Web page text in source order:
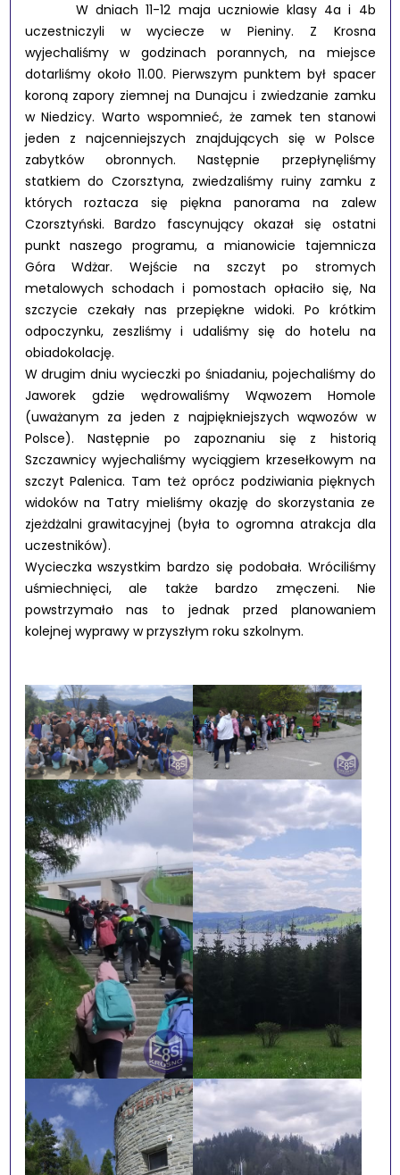
W dniach 11-12 maja uczniowie klasy 4a i 4b
uczestniczyli w wyciecze w Pieniny. Z Krosna
wyjechaliśmy w godzinach porannych, na miejsce
dotarliśmy około 11.00. Pierwszym punktem był spacer
koroną zapory ziemnej na Dunajcu i zwiedzanie zamku
w Niedzicy. Warto wspomnieć, że zamek ten stanowi
jeden z najcenniejszych znajdujących się w Polsce
zabytków obronnych. Następnie przepłynęliśmy
statkiem do Czorsztyna, zwiedzaliśmy ruiny zamku z
których roztacza się piękna panorama na zalew
Czorsztyński. Bardzo fascynujący okazał się ostatni
punkt naszego programu, a mianowicie tajemnicza
Góra Wdżar. Wejście na szczyt po stromych
metalowych schodach i pomostach opłaciło się, Na
szczycie czekały nas przepiękne widoki. Po krótkim
odpoczynku, zeszliśmy i udaliśmy się do hotelu na
obiadokolację.
W drugim dniu wycieczki po śniadaniu, pojechaliśmy do
Jaworek gdzie wędrowaliśmy Wąwozem Homole
(uważanym za jeden z najpiękniejszych wąwozów w
Polsce). Następnie po zapoznaniu się z historią
Szczawnicy wyjechaliśmy wyciągiem krzesełkowym na
szczyt Palenica. Tam też oprócz podziwiania pięknych
widoków na Tatry mieliśmy okazję do skorzystania ze
zjeżdżalni grawitacyjnej (była to ogromna atrakcja dla
uczestników).
Wycieczka wszystkim bardzo się podobała. Wróciliśmy
uśmiechnięci, ale także bardzo zmęczeni. Nie
powstrzymało nas to jednak przed planowaniem
kolejnej wyprawy w przyszłym roku szkolnym.